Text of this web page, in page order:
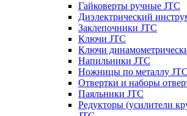
Гайковерты ручные JTC
Диэлектрический
Заклепочники JTC
Ключи JTC
Ключи
Напильники JTC
Ножницы по металлу JTC
Отвертки и наборы
Паяльники JTC
Редукторы (усилители